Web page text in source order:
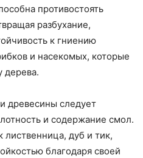
противостоять
разбухание,
к гниению
и насекомых, которые
дерева.
древесины следует
и содержание смол.
дуб и тик,
благодаря своей